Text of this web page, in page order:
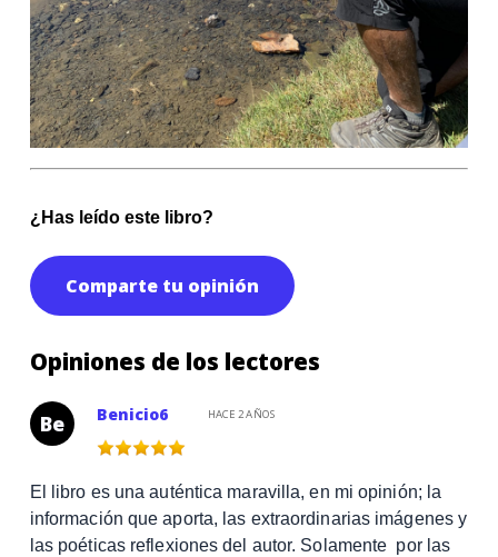
¿Has leído este libro?
Comparte tu opinión
Opiniones de los lectores
Be Benicio6 HACE 2 AÑOS
El libro es una auténtica maravilla, en mi opinión; la
información que aporta, las extraordinarias imágenes y
las poéticas reflexiones del autor. Solamente por las